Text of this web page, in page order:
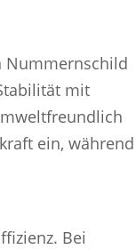
Nummernschild
mit
ein, während
Bei